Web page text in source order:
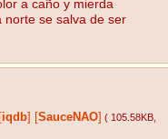
a caño y mierda
norte se salva de ser
iqdb SauceNAO ( 105.58KB